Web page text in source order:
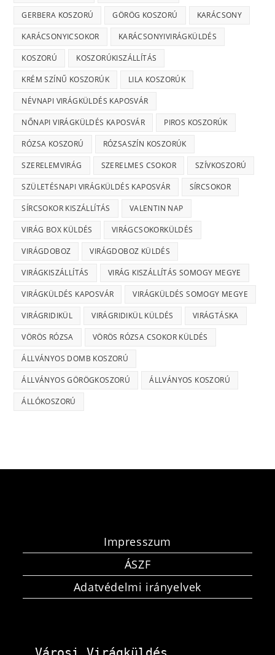
GERBERA KOSZORÚ GÖRÖG KOSZORÚ KARÁCSONY
KARÁCSONYICSOKOR KARÁCSONYIVIRÁGKÜLDÉS
KOSZORÚ KOSZORÚKISZÁLLÍTÁS
KRÉM SZÍNŰ KOSZORÚK LILA KOSZORÚK
NÉVNAPI VIRÁGKÜLDÉS KAPOSVÁR
NŐNAPI VIRÁGKÜLDÉS KAPOSVÁR PIROS KOSZORÚK
RÓZSA KOSZORÚ RÓZSASZÍN KOSZORÚK
SZERELEMVIRÁG SZERELMES CSOKOR SZÍVKOSZORÚ
SZÜLETÉSNAPI VIRÁGKÜLDÉS KAPOSVÁR SÍRCSOKOR
SÍRCSOKOR KISZÁLLÍTÁS VALENTIN NAP
VIRÁG BOX KÜLDÉS VIRÁGCSOKORKÜLDÉS
VIRÁGDOBOZ VIRÁGDOBOZ KÜLDÉS
VIRÁGKISZÁLLÍTÁS VIRÁG KISZÁLLÍTÁS SOMOGY MEGYE
VIRÁGKÜLDÉS KAPOSVÁR VIRÁGKÜLDÉS SOMOGY MEGYE
VIRÁGRIDIKÜL VIRÁGRIDIKÜL KÜLDÉS VIRÁGTÁSKA
VÖRÖS RÓZSA VÖRÖS RÓZSA CSOKOR KÜLDÉS
ÁLLVÁNYOS DOMB KOSZORÚ
ÁLLVÁNYOS GÖRÖGKOSZORÚ ÁLLVÁNYOS KOSZORÚ
ÁLLÓKOSZORÚ
Impresszum
ÁSZF
Adatvédelmi irányelvek